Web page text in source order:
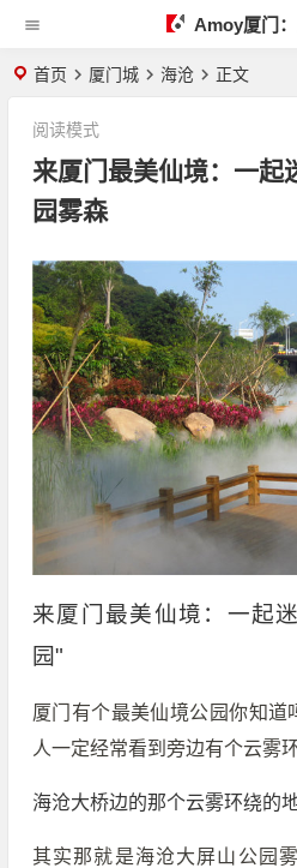
Amoy厦门
首页 厦门城 海沧 正文
来厦门最美仙境：一起
园雾森
阅读模式
来厦门最美仙境：一起
园"
厦门有个最美仙境公园你知道
人一定经常看到旁边有个云雾
海沧大桥边的那个云雾环绕的
其实那就是海沧大屏山公园